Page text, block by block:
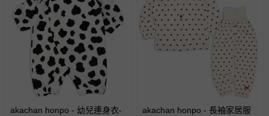
akachan honpo - 幼兒連身衣-
akachan honpo - 長袖家居服